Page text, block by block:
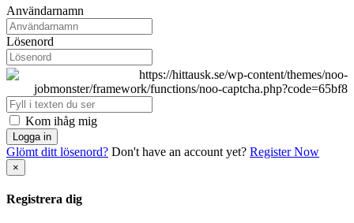
Användarnamn
Lösenord
Kom ihåg mig
Logga in
Glömt ditt lösenord? Don't have an account yet? Register Now
×
Registrera dig